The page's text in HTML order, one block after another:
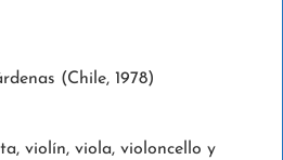
(Chile, 1978)
violín, viola, violoncello y